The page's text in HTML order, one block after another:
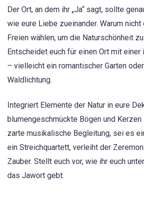
Der Ort, an dem ihr „Ja“ sagt, sollte
wie eure Liebe zueinander. Warum nicht
Freien wählen, um die Naturschönheit
Entscheidet euch für einen Ort mit
– vielleicht ein romantischer Garten
Waldlichtung.
Integriert Elemente der Natur in eure
blumengeschmückte Bögen und Kerzen
zarte musikalische Begleitung, sei es
ein Streichquartett, verleiht der
Zauber. Stellt euch vor, wie ihr euch
das Jawort gebt.